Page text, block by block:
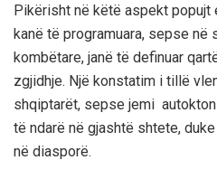
Pikërisht në këtë aspekt popujt
kanë të programuara, sepse në
kombëtare, janë të definuar
zgjidhje. Një konstatim i tillë
shqiptarët, sepse jemi
të ndarë në gjashtë shtete,
në diasporë.